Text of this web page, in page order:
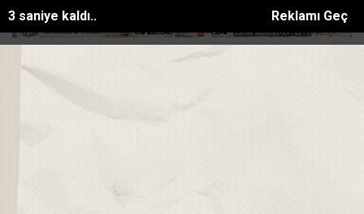
Reklamı Geç
2 saniye kaldı..